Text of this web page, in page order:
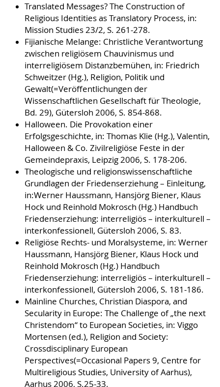
Translated Messages? The Construction of
Religious Identities as Translatory Process, in:
Mission Studies 23/2, S. 261-278.
Fijianische Melange: Christliche Verantwortung
zwischen religiösem Chauvinismus und
interreligiösem Distanzbemühen, in: Friedrich
Schweitzer (Hg.), Religion, Politik und
Gewalt(=Veröffentlichungen der
Wissenschaftlichen Gesellschaft für Theologie,
Bd. 29), Gütersloh 2006, S. 854-868.
Halloween. Die Provokation einer
Erfolgsgeschichte, in: Thomas Klie (Hg.), Valentin,
Halloween & Co. Zivilreligiöse Feste in der
Gemeindepraxis, Leipzig 2006, S. 178-206.
Theologische und religionswissenschaftliche
Grundlagen der Friedenserziehung – Einleitung,
in:Werner Haussmann, Hansjörg Biener, Klaus
Hock und Reinhold Mokrosch (Hg.) Handbuch
Friedenserziehung: interreligiös – interkulturell –
interkonfessionell, Gütersloh 2006, S. 83.
Religiöse Rechts- und Moralsysteme, in: Werner
Haussmann, Hansjörg Biener, Klaus Hock und
Reinhold Mokrosch (Hg.) Handbuch
Friedenserziehung: interreligiös – interkulturell –
interkonfessionell, Gütersloh 2006, S. 181-186.
Mainline Churches, Christian Diaspora, and
Secularity in Europe: The Challenge of „the next
Christendom“ to European Societies, in: Viggo
Mortensen (ed.), Religion and Society:
Crossdisciplinary European
Perspectives(=Occasional Papers 9, Centre for
Multireligious Studies, University of Aarhus),
Aarhus 2006, S.25-33.